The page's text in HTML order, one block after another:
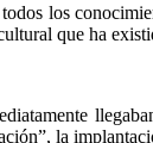
los
que ha
la